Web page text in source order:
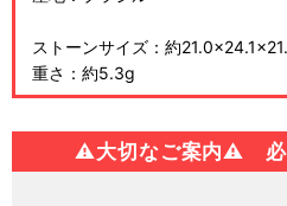
ストーンサイズ：約
重さ：約5.3g
⚠大切なご案内⚠ 必